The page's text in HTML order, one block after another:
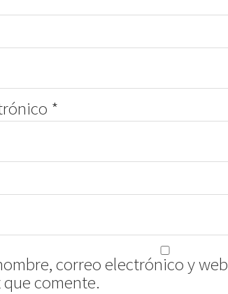
*
correo electrónico y
comente.